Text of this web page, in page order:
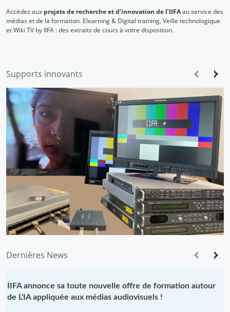
Accédez aux projets de recherche et d’innovation de l’IIFAau service des
médias et de la formation. Elearning & Digital training, Veille technologique
et Wiki TV by IIFA : des extraits de cours à votre disposition.
Supports innovants
Dernières News
IIFA annonce sa toute nouvelle offre de formation autour
de L'IA appliquée aux médias audiovisuels !